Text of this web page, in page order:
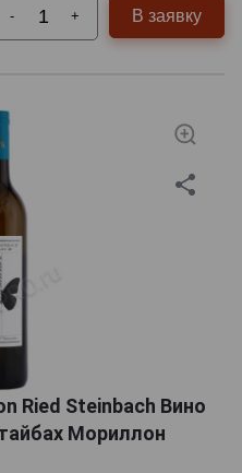
- + В заявку
Ried Steinbach Вино
Мориллон